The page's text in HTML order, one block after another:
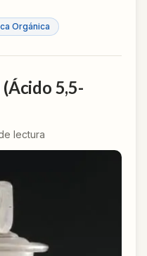
Orgánica
5,5-
lectura